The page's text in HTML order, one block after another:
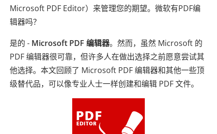
Microsoft PDF Editor）来管理您的期望。微软有PDF编
辑器吗？
是的 - Microsoft PDF 编辑器。然而，虽然 Microsoft 的
PDF 编辑器很可靠，但许多人在做出选择之前愿意尝试其
他选择。本文回顾了 Microsoft PDF 编辑器和其他一些顶
级替代品，可以像专业人士一样创建和编辑 PDF 文件。